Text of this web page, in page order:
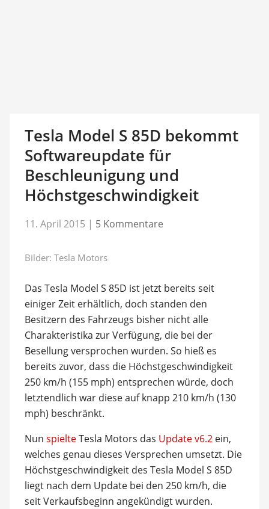
Tesla Model S 85D bekommt
Softwareupdate für
Beschleunigung und
Höchstgeschwindigkeit
11. April 2015 | 5 Kommentare
Bilder: Tesla Motors
Das Tesla Model S 85D ist jetzt bereits seit
einiger Zeit erhältlich, doch standen den
Besitzern des Fahrzeugs bisher nicht alle
Charakteristika zur Verfügung, die bei der
Besellung versprochen wurden. So hieß es
bereits zuvor, dass die Höchstgeschwindigkeit
250 km/h (155 mph) entsprechen würde, doch
letztendlich war diese auf knapp 210 km/h (130
mph) beschränkt.
Nun spielteTesla Motors das Update v6.2ein,
welches genau dieses Versprechen umsetzt. Die
Höchstgeschwindigkeit des Tesla Model S 85D
liegt nach dem Update bei den 250 km/h, die
seit Verkaufsbeginn angekündigt wurden.